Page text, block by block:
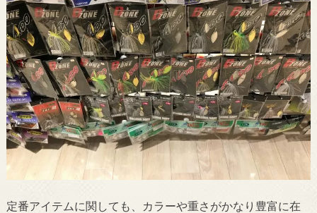
定番アイテムに関しても、カラーや重さがかなり豊富に在